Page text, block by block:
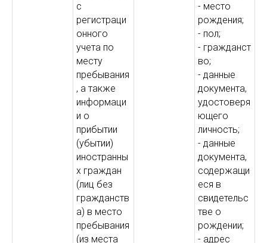
с
регистраци
онного
учета по
месту
пребывания
, а также
информаци
и о
прибытии
(убытии)
иностранны
х граждан
(лиц без
гражданств
а) в место
пребывания
(из места
- место
рождения;
- пол;
- гражданст
во;
- данные
документа,
удостоверя
ющего
личность;
- данные
документа,
содержащи
еся в
свидетельс
тве о
рождении;
- адрес